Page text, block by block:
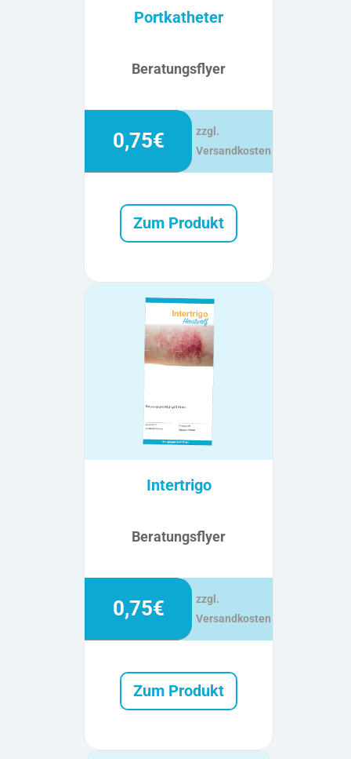
Portkatheter
Beratungsflyer
0,75€
zzgl.
Versandkosten
Zum Produkt
Intertrigo
Beratungsflyer
0,75€
zzgl.
Versandkosten
Zum Produkt